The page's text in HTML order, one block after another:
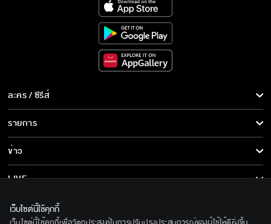
ละคร / ซีรีส์
ละคร/ซีรีส์
ซีรีส์นานาชาติ
การ์ตูน & เกม
รายการ
รายการทั้งหมด
ข่าว
ข่าวทั้งหมด
ข่าวประชาสัมพันธ์
LIVE
เกี่ยวกับเรา
เว็บไซต์นี้ใช้คุกกี้